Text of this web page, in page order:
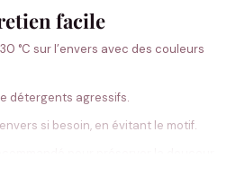
facile
°C sur l’envers avec des couleurs
détergents agressifs.
si besoin, en évitant le motif.